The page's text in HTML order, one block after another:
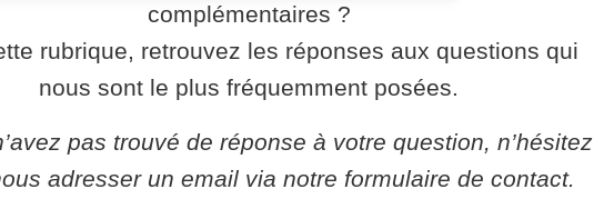
complémentaires ?
rubrique, retrouvez les réponses aux questions qui
nous sont le plus fréquemment posées.
pas trouvé de réponse à votre question, n’hésitez
adresser un email via notre formulaire de contact.